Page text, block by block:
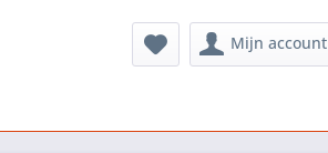
Mijn account